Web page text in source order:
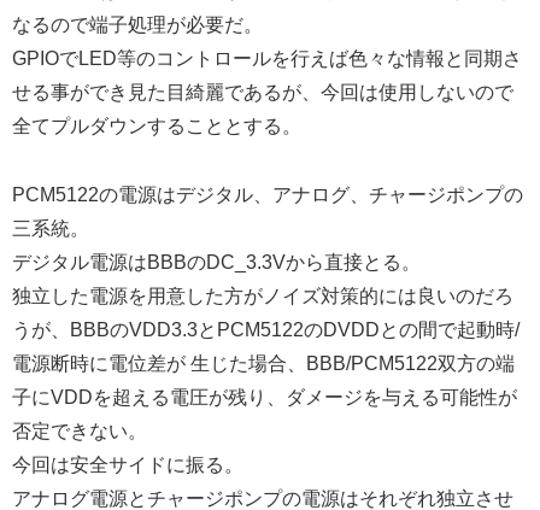
なるので端子処理が必要だ。
GPIOでLED等のコントロールを行えば色々な情報と同期さ
せる事ができ見た目綺麗であるが、今回は使用しないので
全てプルダウンすることとする。
PCM5122の電源はデジタル、アナログ、チャージポンプの
三系統。
デジタル電源はBBBのDC_3.3Vから直接とる。
独立した電源を用意した方がノイズ対策的には良いのだろ
うが、BBBのVDD3.3とPCM5122のDVDDとの間で起動時/
電源断時に電位差が 生じた場合、BBB/PCM5122双方の端
子にVDDを超える電圧が残り、ダメージを与える可能性が
否定できない。
今回は安全サイドに振る。
アナログ電源とチャージポンプの電源はそれぞれ独立させ